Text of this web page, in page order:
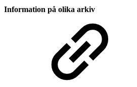
Information på olika arkiv